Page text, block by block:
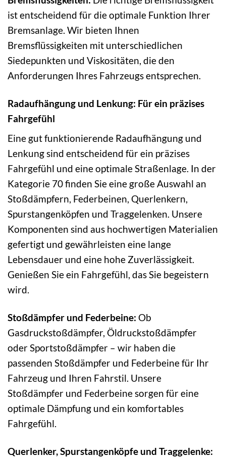
ist entscheidend für die optimale Funktion Ihrer
Bremsanlage. Wir bieten Ihnen
Bremsflüssigkeiten mit unterschiedlichen
Siedepunkten und Viskositäten, die den
Anforderungen Ihres Fahrzeugs entsprechen.
Radaufhängung und Lenkung: Für ein präzises
Fahrgefühl
Eine gut funktionierende Radaufhängung und
Lenkung sind entscheidend für ein präzises
Fahrgefühl und eine optimale Straßenlage. In der
Kategorie 70 finden Sie eine große Auswahl an
Stoßdämpfern, Federbeinen, Querlenkern,
Spurstangenköpfen und Traggelenken. Unsere
Komponenten sind aus hochwertigen Materialien
gefertigt und gewährleisten eine lange
Lebensdauer und eine hohe Zuverlässigkeit.
Genießen Sie ein Fahrgefühl, das Sie begeistern
wird.
Stoßdämpfer und Federbeine: Ob
Gasdruckstoßdämpfer, Öldruckstoßdämpfer
oder Sportstoßdämpfer – wir haben die
passenden Stoßdämpfer und Federbeine für Ihr
Fahrzeug und Ihren Fahrstil. Unsere
Stoßdämpfer und Federbeine sorgen für eine
optimale Dämpfung und ein komfortables
Fahrgefühl.
Querlenker, Spurstangenköpfe und Traggelenke: